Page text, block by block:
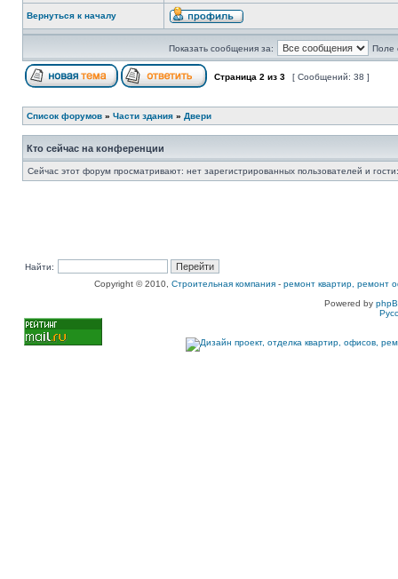
Вернуться к началу
Показать сообщения за: Поле
Страница 2 из 3 [ Сообщений: 38 ]
Список форумов » Части здания » Двери
Кто сейчас на конференции
Сейчас этот форум просматривают: нет зарегистрированных пользователей и
Найти:
Copyright © 2010, Строительная компания - ремонт квартир, ремонт
Powered by